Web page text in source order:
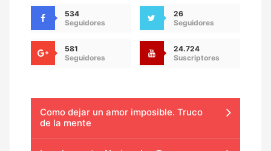
534
Seguidores
26
Seguidores
581
Seguidores
24.724
Suscriptores
Como dejar un amor imposible. Truco
de la mente